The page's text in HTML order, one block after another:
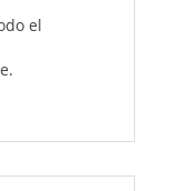
el